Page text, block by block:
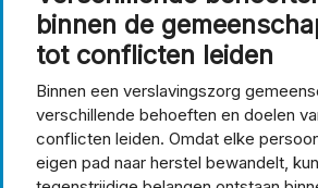
binnen de
tot conflicten leiden
Binnen een verslavingszorg
verschillende behoeften en doelen
conflicten leiden. Omdat elke
eigen pad naar herstel bewandelt,